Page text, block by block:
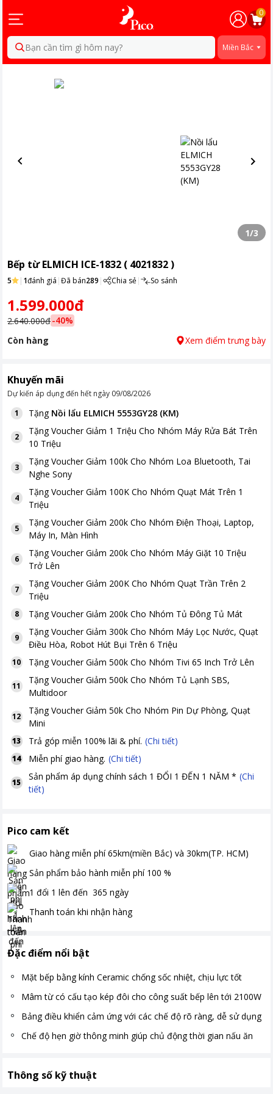
0
Bạn cần tìm gì hôm nay? Miền Bắc
1/3
Bếp từ ELMICH ICE-1832 ( 4021832 )
5 | 1đánh giá |Đã bán289 | Chia sẻ| So sánh
1.599.000đ
2.640.000đ-40%
Còn hàng
Xem điểm trưng bày
Khuyến mãi
Dự kiến áp dụng đến hết ngày 09/08/2026
1
Tặng Nồi lẩu ELMICH 5553GY28 (KM)
2
TặngVoucher Giảm 1 Triệu Cho Nhóm Máy Rửa Bát Trên
10 Triệu
3
TặngVoucher Giảm 100k Cho Nhóm Loa Bluetooth, Tai
Nghe Sony
4
TặngVoucher Giảm 100K Cho Nhóm Quạt Mát Trên 1
Triệu
5
TặngVoucher Giảm 200k Cho Nhóm Điện Thoại, Laptop,
Máy In, Màn Hình
6
TặngVoucher Giảm 200k Cho Nhóm Máy Giặt 10 Triệu
Trở Lên
7
TặngVoucher Giảm 200K Cho Nhóm Quạt Trần Trên 2
Triệu
8 TặngVoucher Giảm 200k Cho Nhóm Tủ Đông Tủ Mát
9
TặngVoucher Giảm 300k Cho Nhóm Máy Lọc Nước, Quạt
Điều Hòa, Robot Hút Bụi Trên 6 Triệu
10 TặngVoucher Giảm 500k Cho Nhóm Tivi 65 Inch Trở Lên
11
TặngVoucher Giảm 500k Cho Nhóm Tủ Lạnh SBS,
Multidoor
12
TặngVoucher Giảm 50k Cho Nhóm Pin Dự Phòng, Quạt
Mini
13 Trả góp miễn 100% lãi & phí. (Chi tiết)
14 Miễn phí giao hàng. (Chi tiết)
15
Sản phẩm áp dụng chính sách 1 ĐỔI 1 ĐẾN 1 NĂM * (Chi
tiết)
Pico cam kết
Giao hàng miễn phí 65km(miền Bắc) và 30km(TP. HCM)
Sản phẩm bảo hành miễn phí 100 %
1 đổi 1 lên đến 365 ngày
Thanh toán khi nhận hàng
Đặc điểm nổi bật
Mặt bếp bằng kính Ceramic chống sốc nhiệt, chịu lực tốt
Mâm từ có cấu tạo kép đôi cho công suất bếp lên tới 2100W
Bảng điều khiển cảm ứng với các chế độ rõ ràng, dễ sử dụng
Chế độ hẹn giờ thông minh giúp chủ động thời gian nấu ăn
Thông số kỹ thuật